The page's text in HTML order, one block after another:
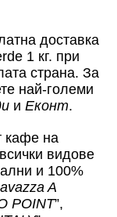
доставка
1 кг. при
страна. За
най-големи
и Еконт.
кафе на
видове
и 100%
A
POINT”,